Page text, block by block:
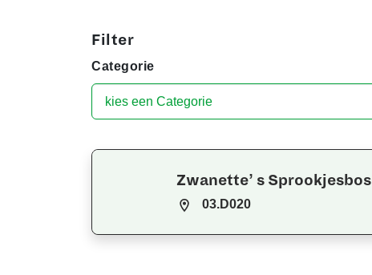
Filter
Categorie
Zwanette’ s Sprookjesbos
03.D020